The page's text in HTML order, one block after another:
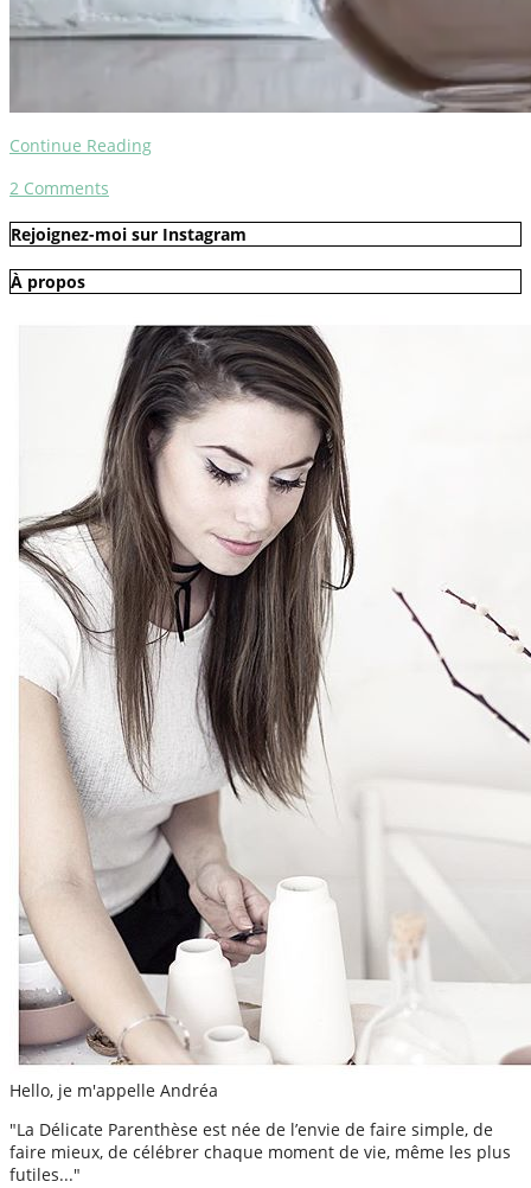
Continue Reading
2 Comments
Rejoignez-moi sur Instagram
À propos
Hello, je m'appelle Andréa
"La Délicate Parenthèse est née de l’envie de faire simple, de
faire mieux, de célébrer chaque moment de vie, même les plus
futiles..."